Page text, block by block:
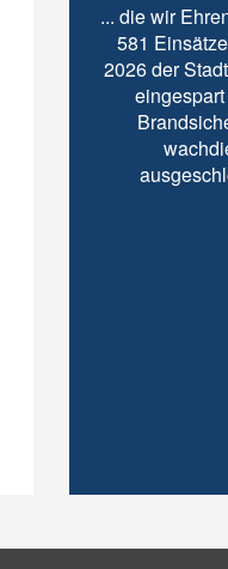
... die wir
581
2026 der